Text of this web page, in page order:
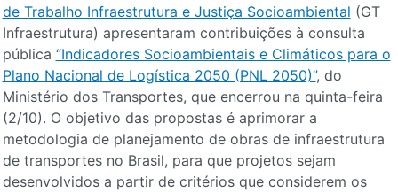
de Trabalho Infraestrutura e Justiça Socioambiental (GT
Infraestrutura) apresentaram contribuições à consulta
pública “Indicadores Socioambientais e Climáticos para o
Plano Nacional de Logística 2050 (PNL 2050)”, do
Ministério dos Transportes, que encerrou na quinta-feira
(2/10). O objetivo das propostas é aprimorar a
metodologia de planejamento de obras de infraestrutura
de transportes no Brasil, para que projetos sejam
desenvolvidos a partir de critérios que considerem os